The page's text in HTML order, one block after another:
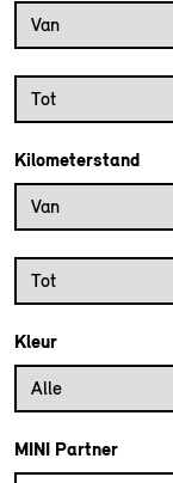
Bouwjaar vanaf
Van
Bouwjaar tot
Tot
Kilometerstand
Kilometerstand vanaf
Van
Kilometerstand tot
Tot
Kleur
Alle
MINI Partner